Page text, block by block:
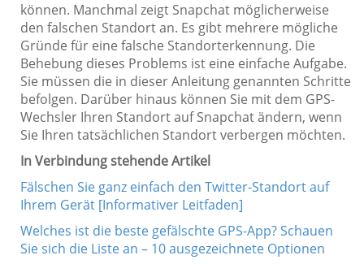
können. Manchmal zeigt Snapchat möglicherweise
den falschen Standort an. Es gibt mehrere mögliche
Gründe für eine falsche Standorterkennung. Die
Behebung dieses Problems ist eine einfache Aufgabe.
Sie müssen die in dieser Anleitung genannten Schritte
befolgen. Darüber hinaus können Sie mit dem GPS-
Wechsler Ihren Standort auf Snapchat ändern, wenn
Sie Ihren tatsächlichen Standort verbergen möchten.
In Verbindung stehende Artikel
Fälschen Sie ganz einfach den Twitter-Standort auf
Ihrem Gerät [Informativer Leitfaden]
Welches ist die beste gefälschte GPS-App? Schauen
Sie sich die Liste an – 10 ausgezeichnete Optionen